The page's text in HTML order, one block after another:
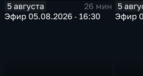
5 августа
26 мин
Эфир 05.08.2026 · 16:30
5
Эфир